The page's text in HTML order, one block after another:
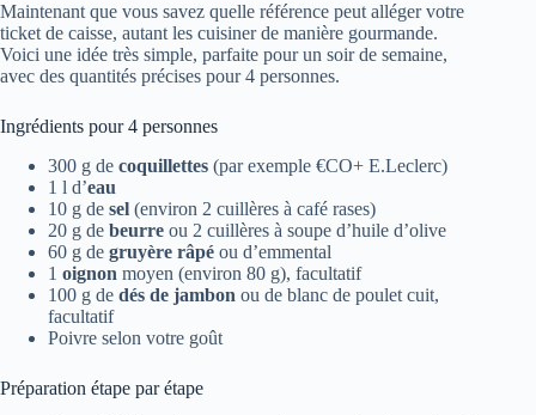
Maintenant que vous savez quelle référence peut alléger votre
ticket de caisse, autant les cuisiner de manière gourmande.
Voici une idée très simple, parfaite pour un soir de semaine,
avec des quantités précises pour 4 personnes.
Ingrédients pour 4 personnes
300 g de coquillettes (par exemple €CO+ E.Leclerc)
1 l d’eau
10 g de sel (environ 2 cuillères à café rases)
20 g de beurre ou 2 cuillères à soupe d’huile d’olive
60 g de gruyère râpé ou d’emmental
1 oignon moyen (environ 80 g), facultatif
100 g de dés de jambon ou de blanc de poulet cuit,
facultatif
Poivre selon votre goût
Préparation étape par étape